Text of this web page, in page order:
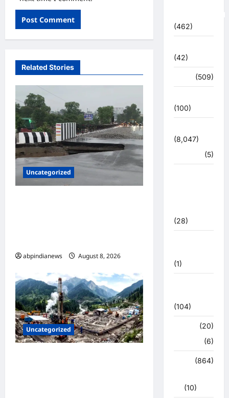
Related Stories
Uncategorized
abpindianews August 8, 2026
Uncategorized
(462)
(42)
(509)
(100)
(8,047)
(5)
(28)
(1)
(104)
(20)
(6)
(864)
(10)